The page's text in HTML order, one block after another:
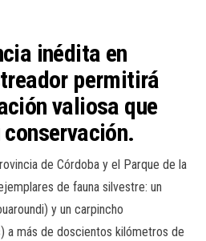
inédita en
permitirá
valiosa que
de Córdoba y el Parque de la
de fauna silvestre: un
y un carpincho
a más de doscientos kilómetros de